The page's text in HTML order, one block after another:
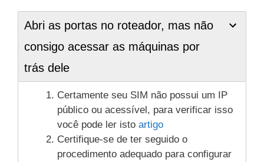
Abri as portas no roteador, mas não
consigo acessar as máquinas por
trás dele
Certamente seu SIM não possui um IP
público ou acessível, para verificar isso
você pode ler isto artigo
Certifique-se de ter seguido o
procedimento adequado para configurar